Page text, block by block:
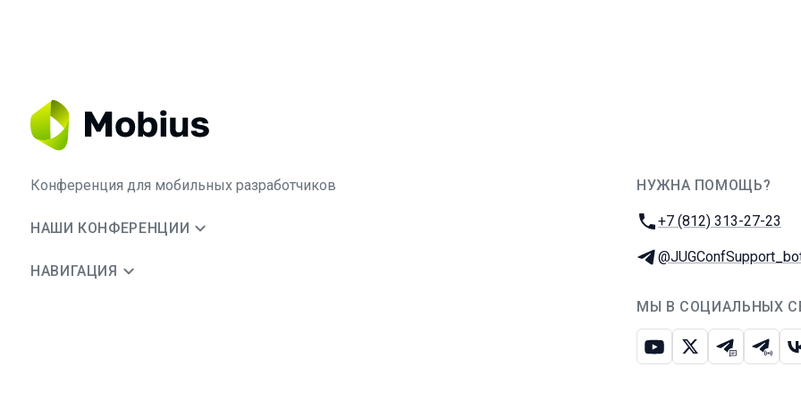
Конференция для мобильных разработчиков
НАШИ КОНФЕРЕНЦИИ
НАВИГАЦИЯ
НУЖНА ПОМОЩЬ?
Телефон:
+7 (812) 313-27-23
Телеграм:
МЫ В СОЦИАЛЬНЫХ
ЮтубИкс Телеграм-